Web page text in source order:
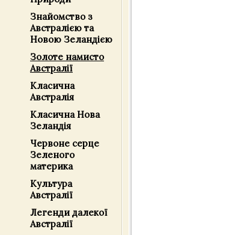
Знайомство з
Австралією та
Новою Зеландією
Золоте намисто
Австралії
Класична
Австралія
Класична Нова
Зеландія
Червоне серце
Зеленого
материка
Культура
Австралії
Легенди далекої
Австралії